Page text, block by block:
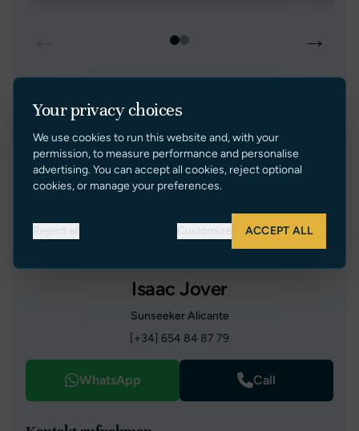
→
Isaac Jover
Sunseeker Alicante
[+34] 654 84 87 79
WhatsApp Call
Your privacy choices
We use cookies to run this website and, with your
permission, to measure performance and personalise
advertising. You can accept all cookies, reject optional
cookies, or manage your preferences.
Reject all Customize ACCEPT ALL